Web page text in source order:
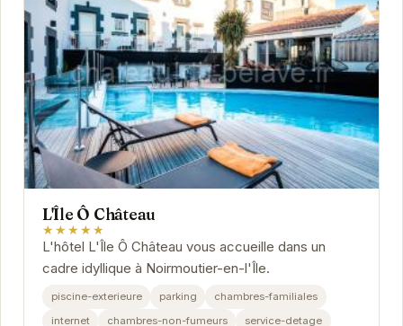
L'Île Ô Château
★★★★★
L'hôtel L'Île Ô Château vous accueille dans un
cadre idyllique à Noirmoutier-en-l'Île.
piscine-exterieure parking
chambres-familiales
internet
chambres-non-fumeurs
service-detage